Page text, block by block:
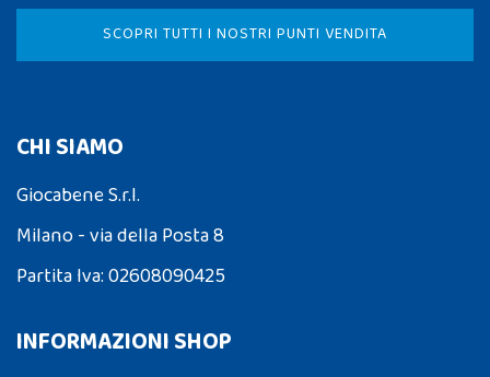
SCOPRI TUTTI I NOSTRI PUNTI VENDITA
CHI SIAMO
Giocabene S.r.l.
Milano - via della Posta 8
Partita Iva: 02608090425
INFORMAZIONI SHOP